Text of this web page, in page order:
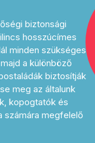
biztonsági
hosszúcímes
minden szükséges
a különböző
biztosítják
meg az általunk
kopogtatók és
számára megfelelő